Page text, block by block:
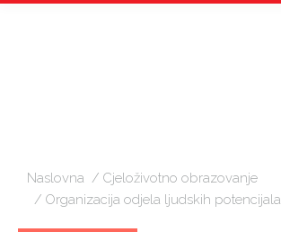
Vi ste ovdje:
Naslovna
Cjeloživotno obrazovanje
Organizacija odjela ljudskih potencijala